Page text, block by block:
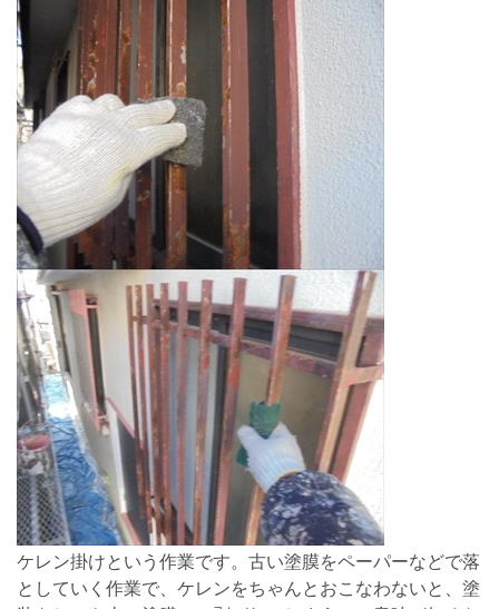
ケレン掛けという作業です。古い塗膜をペーパーなどで落
としていく作業で、ケレンをちゃんとおこなわないと、塗